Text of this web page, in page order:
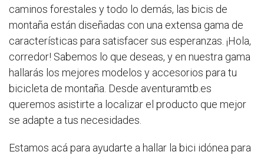
caminos forestales y todo lo demás, las bicis de
montaña están diseñadas con una extensa gama de
características para satisfacer sus esperanzas. ¡Hola,
corredor! Sabemos lo que deseas, y en nuestra gama
hallarás los mejores modelos y accesorios para tu
bicicleta de montaña. Desde aventuramtb.es
queremos asistirte a localizar el producto que mejor
se adapte a tus necesidades.
Estamos acá para ayudarte a hallar la bici idónea para